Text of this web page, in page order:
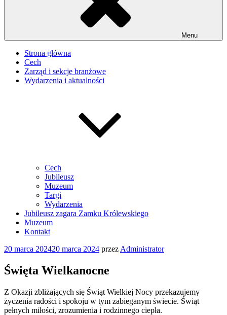
Menu
Strona główna
Cech
Zarząd i sekcje branżowe
Wydarzenia i aktualności
Cech
Jubileusz
Muzeum
Targi
Wydarzenia
Jubileusz zagara Zamku Królewskiego
Muzeum
Kontakt
Opublikowane
20 marca 202420 marca 2024 przez Administrator
Święta Wielkanocne
Z Okazji zbliżających się Świąt Wielkiej Nocy przekazujemy
życzenia radości i spokoju w tym zabieganym świecie. Świąt
pełnych miłości, zrozumienia i rodzinnego ciepła.